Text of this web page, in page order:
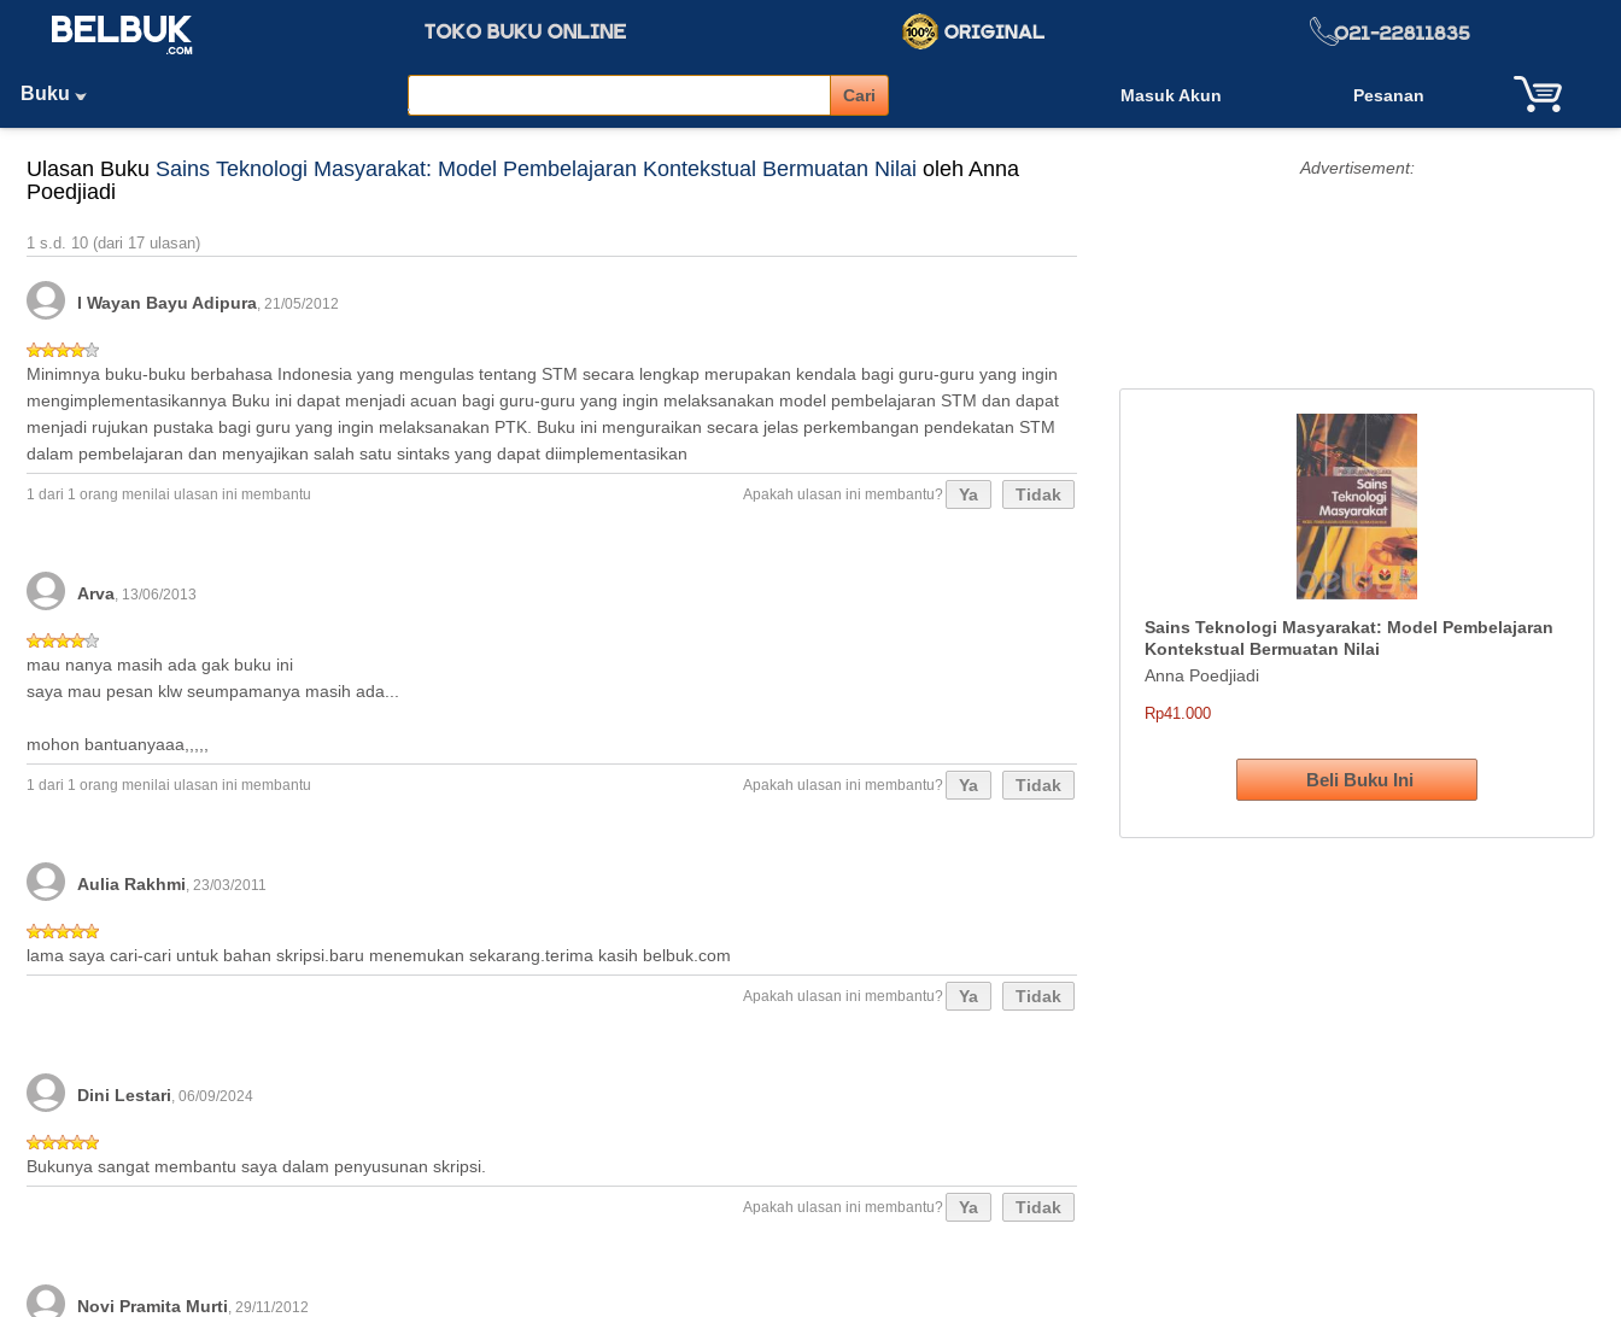
Buku Masuk Akun Pesanan
Ulasan Buku Sains Teknologi Masyarakat: Model Pembelajaran Kontekstual Bermuatan Nilai oleh Anna
Poedjiadi
1 s.d. 10 (dari 17 ulasan)
I Wayan Bayu Adipura, 21/05/2012
Minimnya buku-buku berbahasa Indonesia yang mengulas tentang STM secara lengkap merupakan kendala bagi guru-guru yang ingin
mengimplementasikannya Buku ini dapat menjadi acuan bagi guru-guru yang ingin melaksanakan model pembelajaran STM dan dapat
menjadi rujukan pustaka bagi guru yang ingin melaksanakan PTK. Buku ini menguraikan secara jelas perkembangan pendekatan STM
dalam pembelajaran dan menyajikan salah satu sintaks yang dapat diimplementasikan
1 dari 1 orang menilai ulasan ini membantu Apakah ulasan ini membantu? Ya Tidak
Arva, 13/06/2013
mau nanya masih ada gak buku ini
saya mau pesan klw seumpamanya masih ada...
mohon bantuanyaaa,,,,,
1 dari 1 orang menilai ulasan ini membantu Apakah ulasan ini membantu? Ya Tidak
Aulia Rakhmi, 23/03/2011
lama saya cari-cari untuk bahan skripsi.baru menemukan sekarang.terima kasih belbuk.com
Apakah ulasan ini membantu? Ya Tidak
Dini Lestari, 06/09/2024
Bukunya sangat membantu saya dalam penyusunan skripsi.
Apakah ulasan ini membantu? Ya Tidak
Novi Pramita Murti, 29/11/2012
Advertisement:
Sains Teknologi Masyarakat: Model Pembelajaran
Kontekstual Bermuatan Nilai
Anna Poedjiadi
Rp41.000